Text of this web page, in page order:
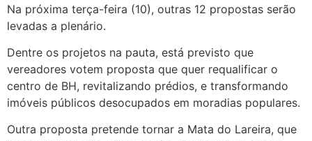
Na próxima terça-feira (10), outras 12 propostas serão
levadas a plenário.
Dentre os projetos na pauta, está previsto que
vereadores votem proposta que quer requalificar o
centro de BH, revitalizando prédios, e transformando
imóveis públicos desocupados em moradias populares.
Outra proposta pretende tornar a Mata do Lareira, que